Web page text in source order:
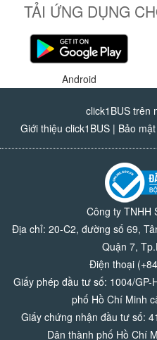
TẢI ỨNG DỤNG
Android
click1BUS trên
Giới thiệu click1BUS| Bảo
Công ty TNHH
Địa chỉ: 20-C2, đường số 69,
Quận 7,
Điện thoại
Giấy phép đầu tư số: 1004/GP-
phố Hồ Chí Minh
Giấy chứng nhận đầu tư số:
Dân thành phố Hồ Chí